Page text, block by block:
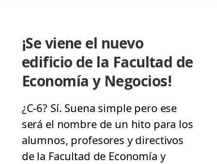
¡Se viene el nuevo
edificio de la Facultad de
Economía y Negocios!
¿C-6? Sí. Suena simple pero ese
será el nombre de un hito para los
alumnos, profesores y directivos
de la Facultad de Economía y